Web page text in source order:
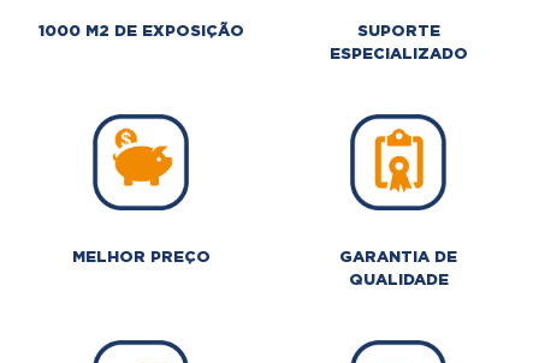
1000 M2 DE EXPOSIÇÃO
SUPORTE
ESPECIALIZADO
MELHOR PREÇO
GARANTIA DE
QUALIDADE